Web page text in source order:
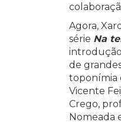
Agora,
série Na
introdução
de
toponímia
Vicente
Crego,
Nomeada